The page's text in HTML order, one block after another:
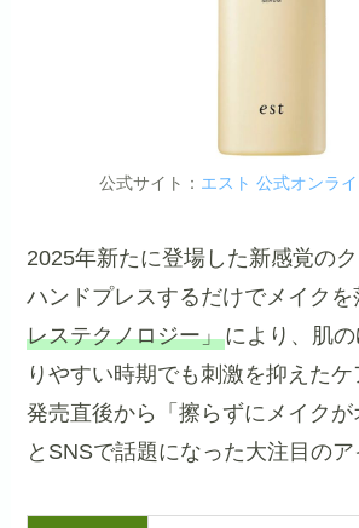
公式サイト： エスト 公式オンラ
2025年新たに登場した新感覚のク
ハンドプレスするだけでメイク
レステクノロジー」により、肌
りやすい時期でも刺激を抑えたケ
発売直後から「擦らずにメイクが
とSNSで話題になった大注目のア